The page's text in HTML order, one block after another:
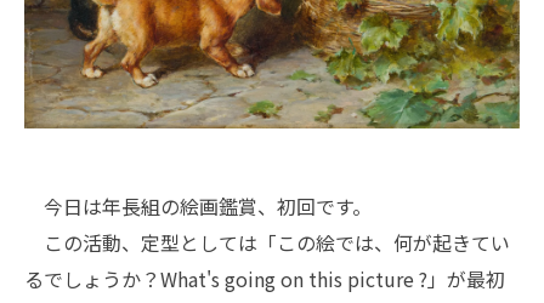
今日は年長組の絵画鑑賞、初回です。
この活動、定型としては「この絵では、何が起きてい
るでしょうか？What's going on this picture ?」が最初